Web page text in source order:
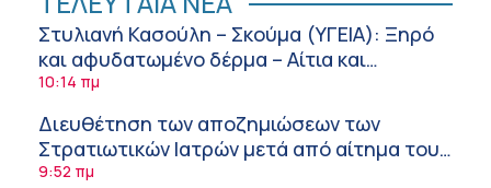
Στυλιανή Κασούλη – Σκούμα (ΥΓΕΙΑ): Ξηρό
και αφυδατωμένο δέρμα – Αίτια και
αντιμετώπιση
10:14 πμ
Διευθέτηση των αποζημιώσεων των
Στρατιωτικών Ιατρών μετά από αίτημα του
ΙΣΑ
9:52 πμ